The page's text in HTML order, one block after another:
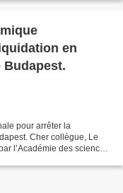
en
pour arrêter la
Cher collègue, Le
l’Académie des sciences